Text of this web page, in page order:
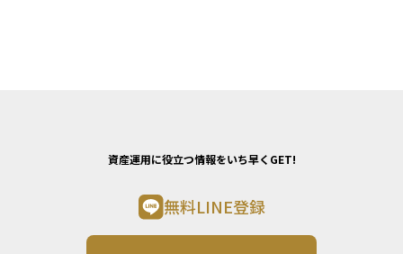
資産運用に役立つ情報をいち早くGET!
無料LINE登録